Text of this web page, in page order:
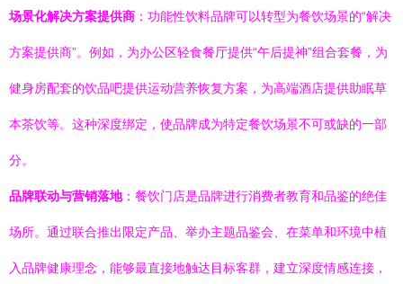
场景化解决方案提供商 ：功能性饮料品牌可以转型为餐饮场景的“解决
方案提供商”。例如，为办公区轻食餐厅提供“午后提神”组合套餐，为
健身房配套的饮品吧提供运动营养恢复方案，为高端酒店提供助眠草
本茶饮等。这种深度绑定，使品牌成为特定餐饮场景不可或缺的一部
分。
品牌联动与营销落地：餐饮门店是品牌进行消费者教育和品鉴的绝佳
场所。通过联合推出限定产品、举办主题品鉴会、在菜单和环境中植
入品牌健康理念，能够最直接地触达目标客群，建立深度情感连接，